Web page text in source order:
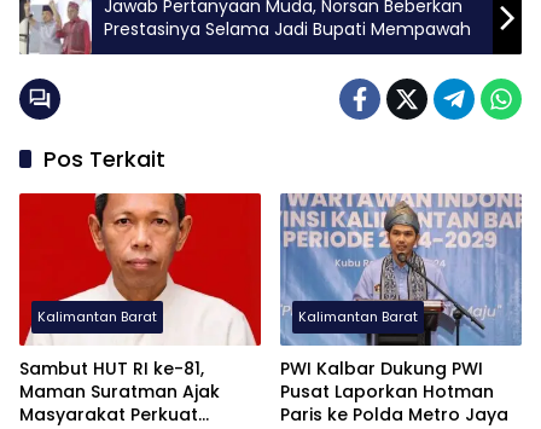
Jawab Pertanyaan Muda, Norsan Beberkan
Prestasinya Selama Jadi Bupati Mempawah
Pos Terkait
Kalimantan Barat
Sambut HUT RI ke-81,
Maman Suratman Ajak
Masyarakat Perkuat
Kalimantan Barat
PWI Kalbar Dukung PWI
Pusat Laporkan Hotman
Paris ke Polda Metro Jaya